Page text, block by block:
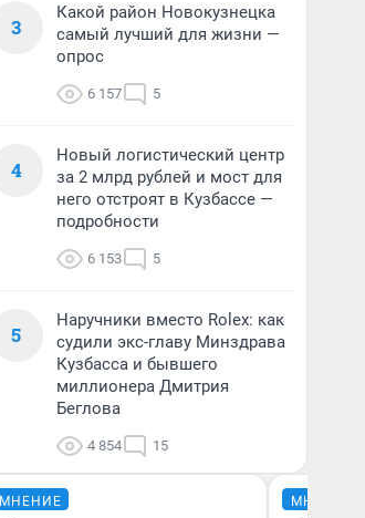
3
Какой район Новокузнецка
самый лучший для жизни —
опрос
6 157 5
4
Новый логистический центр
за 2 млрд рублей и мост для
него отстроят в Кузбассе —
подробности
6 153 5
5
Наручники вместо Rolex: как
судили экс-главу Минздрава
Кузбасса и бывшего
миллионера Дмитрия
Беглова
4 854 15
МНЕНИЕ МНЕНИЕ